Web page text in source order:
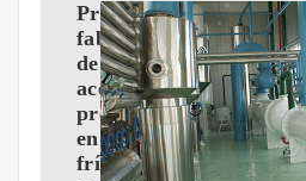
Proveedor
fabricante
de
aceite
prensado
en
frío